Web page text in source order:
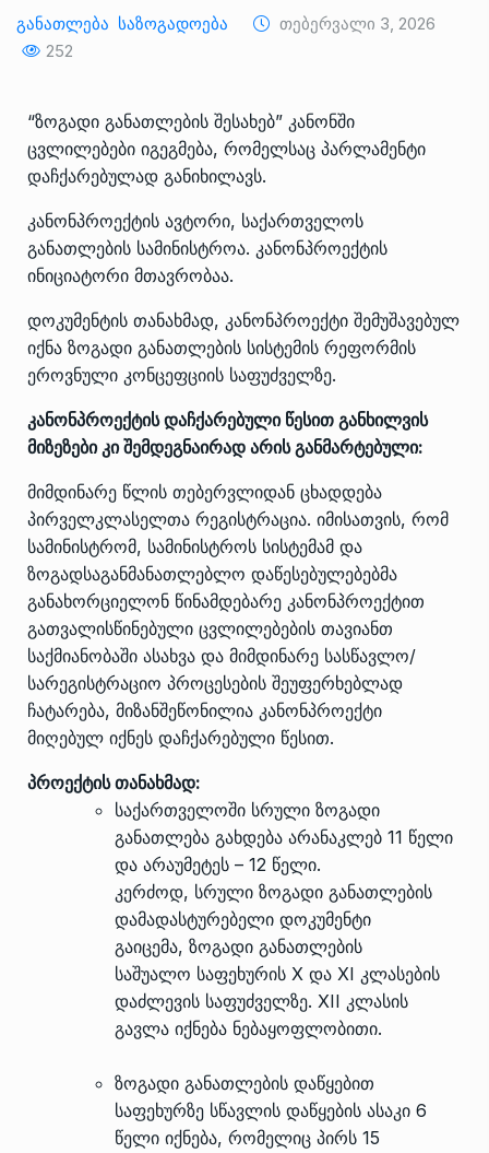
Განათლება Საზოგადოება
Თებერვალი 3, 2026
252
“ზოგადი განათლების შესახებ” კანონში
ცვლილებები იგეგმება, რომელსაც პარლამენტი
დაჩქარებულად განიხილავს.
კანონპროექტის ავტორი, საქართველოს
განათლების სამინისტროა. კანონპროექტის
ინიციატორი მთავრობაა.
დოკუმენტის თანახმად, კანონპროექტი შემუშავებულ
იქნა ზოგადი განათლების სისტემის რეფორმის
ეროვნული კონცეფციის საფუძველზე.
კანონპროექტის დაჩქარებული წესით განხილვის
მიზეზები კი შემდეგნაირად არის განმარტებული:
მიმდინარე წლის თებერვლიდან ცხადდება
პირველკლასელთა რეგისტრაცია. იმისათვის, რომ
სამინისტრომ, სამინისტროს სისტემამ და
ზოგადსაგანმანათლებლო დაწესებულებებმა
განახორციელონ წინამდებარე კანონპროექტით
გათვალისწინებული ცვლილებების თავიანთ
საქმიანობაში ასახვა და მიმდინარე სასწავლო/
სარეგისტრაციო პროცესების შეუფერხებლად
ჩატარება, მიზანშეწონილია კანონპროექტი
მიღებულ იქნეს დაჩქარებული წესით.
პროექტის თანახმად:
საქართველოში სრული ზოგადი
განათლება გახდება არანაკლებ 11 წელი
და არაუმეტეს – 12 წელი.
კერძოდ, სრული ზოგადი განათლების
დამადასტურებელი დოკუმენტი
გაიცემა, ზოგადი განათლების
საშუალო საფეხურის X და XI კლასების
დაძლევის საფუძველზე. XII კლასის
გავლა იქნება ნებაყოფლობითი.
ზოგადი განათლების დაწყებით
საფეხურზე სწავლის დაწყების ასაკი 6
წელი იქნება, რომელიც პირს 15